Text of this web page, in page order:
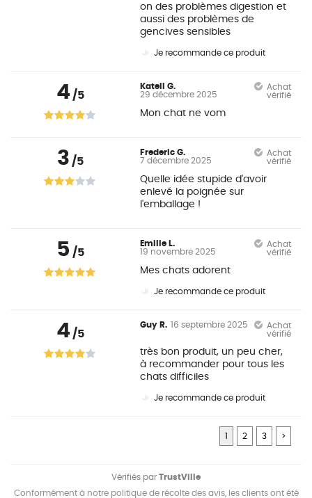
on des problèmes digestion et
aussi des problèmes de
gencives sensibles
Je recommande ce produit
4/5
Katell G.
29 décembre 2025
Achat
vérifié
Mon chat ne vom
3 /5
Frederic G.
7 décembre 2025
Achat
vérifié
Quelle idée stupide d'avoir
enlevé la poignée sur
l'emballage !
5 /5
Emilie L.
19 novembre 2025
Achat
vérifié
Mes chats adorent
Je recommande ce produit
4/5
Guy R. 16 septembre 2025
Achat
vérifié
très bon produit, un peu cher,
à recommander pour tous les
chats difficiles
Je recommande ce produit
1 2 3 >
Vérifiés par TrustVille
Conformément à notre politique de récolte des avis, les clients ont été